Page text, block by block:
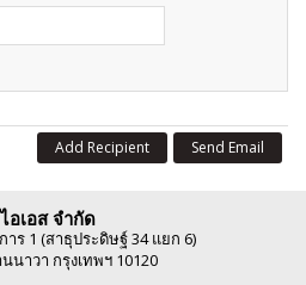
Send Email
Add Recipient
อเอส จำกัด
ร 1 (สาธุประดิษฐ์ 34 แยก 6)
นาวา กรุงเทพฯ 10120